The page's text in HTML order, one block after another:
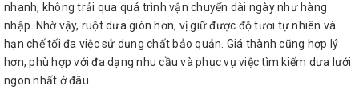
nhanh, không trải qua quá trình vận chuyển dài ngày như hàng
nhập. Nhờ vậy, ruột dưa giòn hơn, vị giữ được độ tươi tự nhiên và
hạn chế tối đa việc sử dụng chất bảo quản. Giá thành cũng hợp lý
hơn, phù hợp với đa dạng nhu cầu và phục vụ việc tìm kiếm dưa lưới
ngon nhất ở đâu.